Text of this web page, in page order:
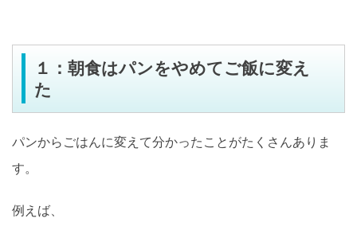
１：朝食はパンをやめてご飯に変え
た
パンからごはんに変えて分かったことがたくさんありま
す。
例えば、